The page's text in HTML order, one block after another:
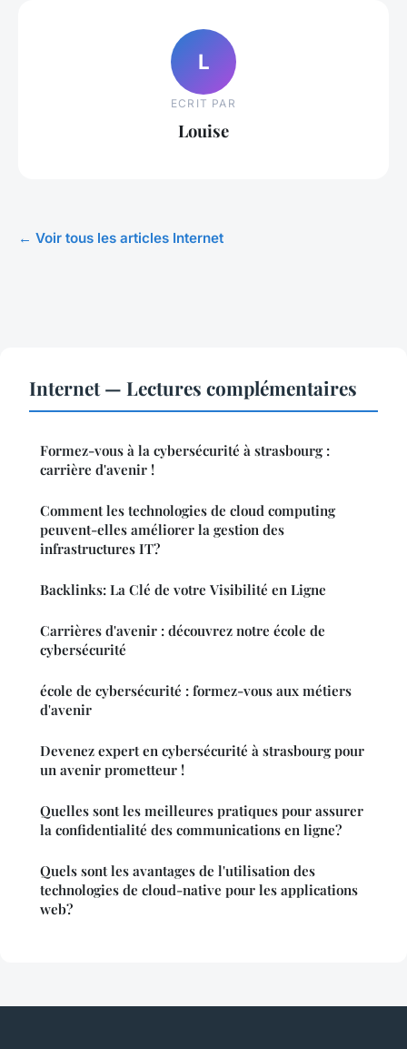
L
ECRIT PAR
Louise
← Voir tous les articles Internet
Internet — Lectures complémentaires
Formez-vous à la cybersécurité à strasbourg :
carrière d'avenir !
Comment les technologies de cloud computing
peuvent-elles améliorer la gestion des
infrastructures IT?
Backlinks: La Clé de votre Visibilité en Ligne
Carrières d'avenir : découvrez notre école de
cybersécurité
école de cybersécurité : formez-vous aux métiers
d'avenir
Devenez expert en cybersécurité à strasbourg pour
un avenir prometteur !
Quelles sont les meilleures pratiques pour assurer
la confidentialité des communications en ligne?
Quels sont les avantages de l'utilisation des
technologies de cloud-native pour les applications
web?